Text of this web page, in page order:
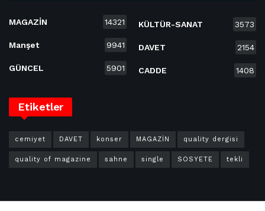
MAGAZİN 14321
Manşet 9941
GÜNCEL 5901
KÜLTÜR-SANAT 3573
DAVET 2154
CADDE 1408
Etiketler
cemiyet DAVET konser MAGAZİN quality dergisi
quality of magazine sahne single SOSYETE tekli